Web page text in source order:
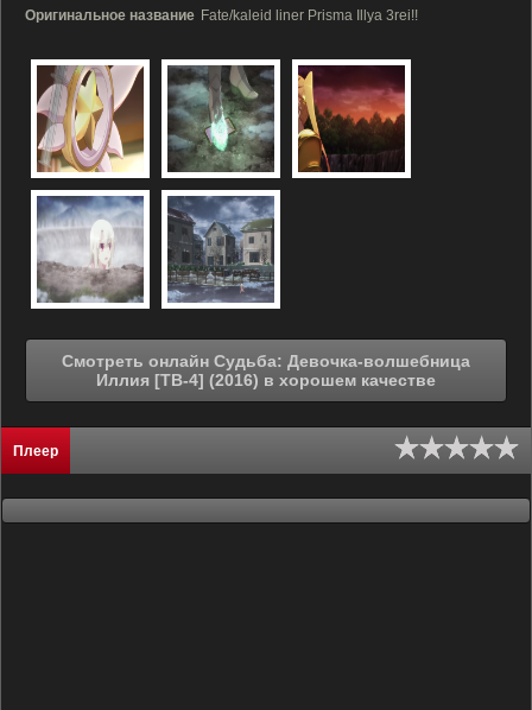
Оригинальное название Fate/kaleid liner Prisma Illya 3rei!!
Смотреть онлайн Судьба: Девочка-волшебница
Иллия [ТВ-4] (2016) в хорошем качестве
Плеер